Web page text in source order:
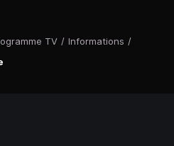
TV / Informations /